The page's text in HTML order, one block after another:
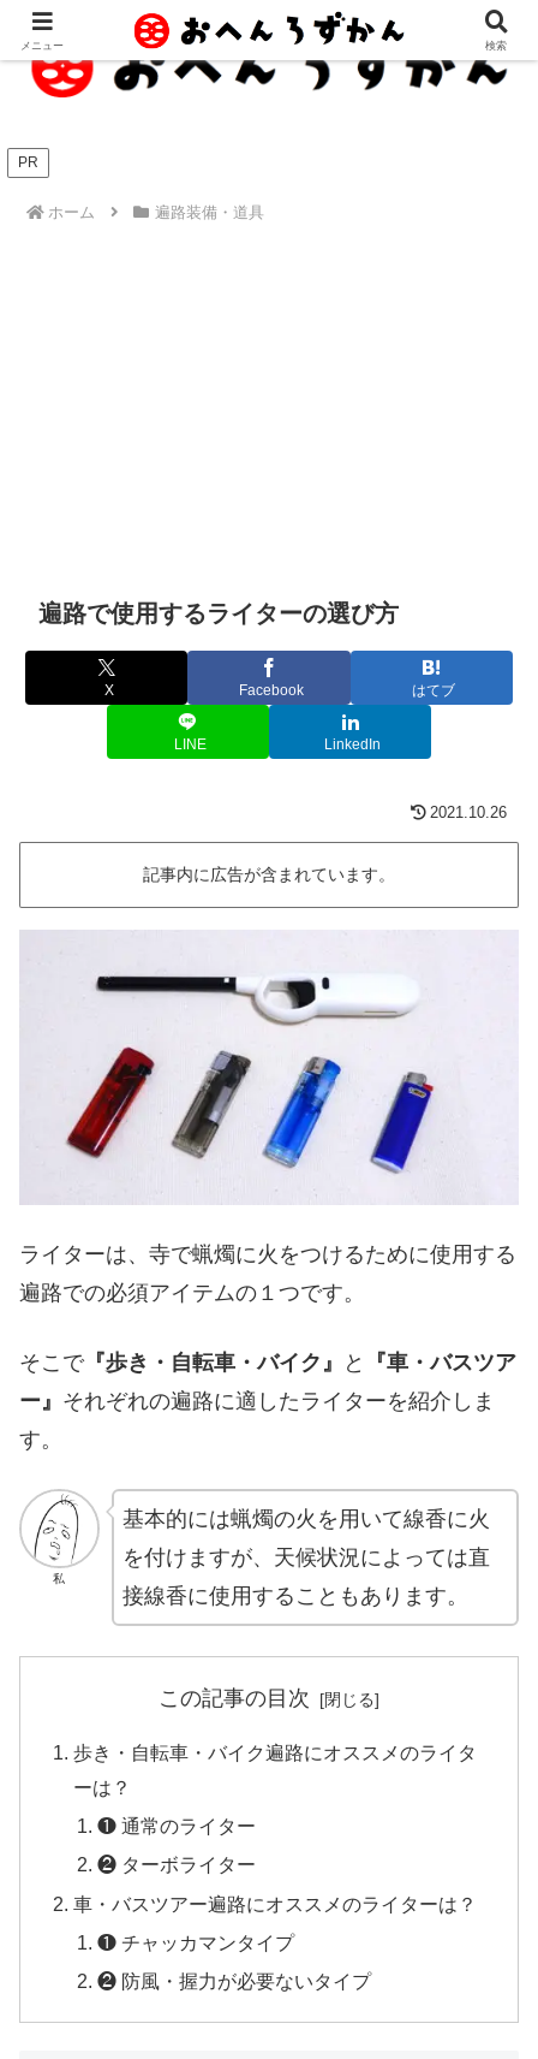
PR
ホーム 遍路装備・道具
遍路で使用するライターの選び方
X Facebook はてブ
LINE LinkedIn
2021.10.26
記事内に広告が含まれています。
ライターは、寺で蝋燭に火をつけるために使用する
遍路での必須アイテムの１つです。
そこで『歩き・自転車・バイク』 と
『車・バスツア
ー』 それぞれの遍路に適したライターを紹介しま
す。
私
基本的には蝋燭の火を用いて線香に火
を付けますが、天候状況によっては直
接線香に使用することもあります。
この記事の目次
歩き・自転車・バイク遍路にオススメのライタ
ーは？
❶ 通常のライター
❷ ターボライター
車・バスツアー遍路にオススメのライターは？
❶ チャッカマンタイプ
❷ 防風・握力が必要ないタイプ
メニュー 検索